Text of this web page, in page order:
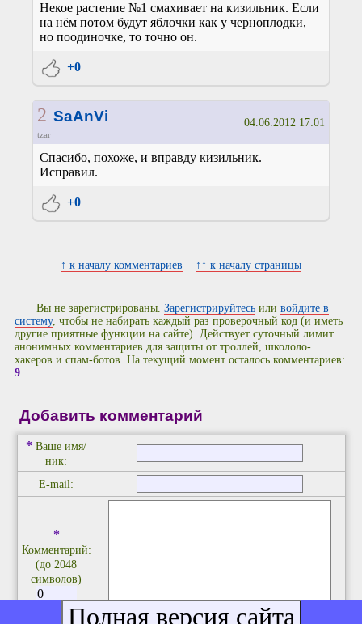
Некое растение №1 смахивает на кизильник. Если
на нём потом будут яблочки как у черноплодки,
но поодиночке, то точно он.
+0
2 SaAnVi
tzar
04.06.2012 17:01
Спасибо, похоже, и вправду кизильник.
Исправил.
+0
↑ к началу комментариев ↑↑ к началу страницы
Вы не зарегистрированы.Зарегистрируйтесь иливойдите в
систему, чтобы не набирать каждый раз проверочный код (и иметь
другие приятные функции на сайте). Действует суточный лимит
анонимных комментариев для защиты от троллей, школоло-
хакеров и спам-ботов. На текущий момент осталось комментариев:
9
Добавить комментарий
* Ваше имя/
ник:
E-mail:
*
Комментарий:
(до 2048
символов)